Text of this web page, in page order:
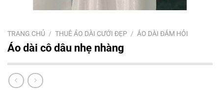
TRANG CHỦ / THUÊ ÁO DÀI CƯỚI ĐẸP / ÁO DÀI ĐÁM HỎI
Áo dài cô dâu nhẹ nhàng